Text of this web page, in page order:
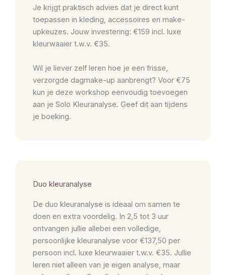
Je krijgt praktisch advies dat je direct kunt
toepassen in kleding, accessoires en make-
upkeuzes. Jouw investering: €159 incl. luxe
kleurwaaier t.w.v. €35.
Wil je liever zelf leren hoe je een frisse,
verzorgde dagmake-up aanbrengt? Voor €75
kun je deze workshop eenvoudig toevoegen
aan je Solo Kleuranalyse. Geef dit aan tijdens
je boeking.
Duo kleuranalyse
De duo kleuranalyse is ideaal om samen te
doen en extra voordelig. In 2,5 tot 3 uur
ontvangen jullie allebei een volledige,
persoonlijke kleuranalyse voor €137,50 per
persoon incl. luxe kleurwaaier t.w.v. €35. Jullie
leren niet alleen van je eigen analyse, maar